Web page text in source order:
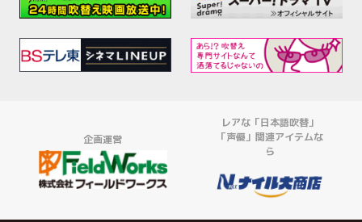
企画運営
レアな「日本語吹替」
「声優」関連アイテムな
ら